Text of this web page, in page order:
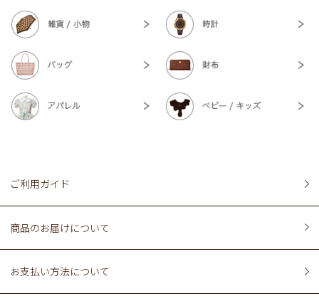
ご利用ガイド
商品のお届けについて
お支払い方法について